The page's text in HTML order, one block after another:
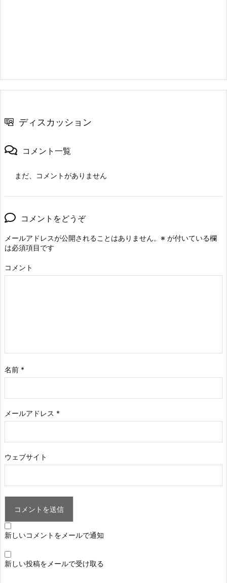
ディスカッション
コメント一覧
まだ、コメントがありません
コメントをどうぞ
メールアドレスが公開されることはありません。 ※ が付いている欄
は必須項目です
コメント
名前 *
メールアドレス *
ウェブサイト
新しいコメントをメールで通知
新しい投稿をメールで受け取る